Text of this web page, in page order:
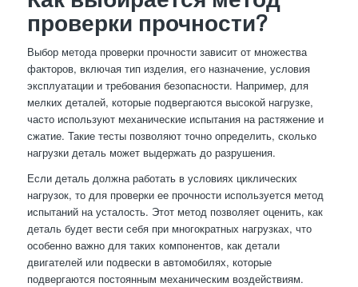
проверки прочности?
Выбор метода проверки прочности зависит от множества
факторов, включая тип изделия, его назначение, условия
эксплуатации и требования безопасности. Например, для
мелких деталей, которые подвергаются высокой нагрузке,
часто используют механические испытания на растяжение и
сжатие. Такие тесты позволяют точно определить, сколько
нагрузки деталь может выдержать до разрушения.
Если деталь должна работать в условиях циклических
нагрузок, то для проверки ее прочности используется метод
испытаний на усталость. Этот метод позволяет оценить, как
деталь будет вести себя при многократных нагрузках, что
особенно важно для таких компонентов, как детали
двигателей или подвески в автомобилях, которые
подвергаются постоянным механическим воздействиям.